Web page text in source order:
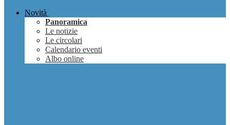
Novità
Panoramica
Le notizie
Le circolari
Calendario eventi
Albo online